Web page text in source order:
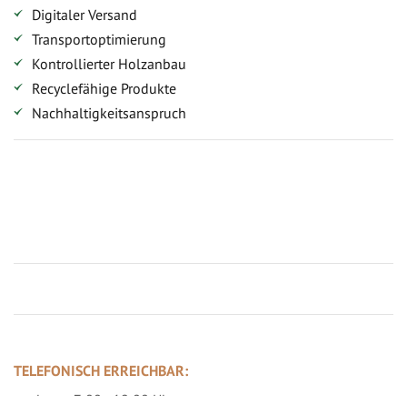
Digitaler Versand
Transportoptimierung
Kontrollierter Holzanbau
Recyclefähige Produkte
Nachhaltigkeitsanspruch
TELEFONISCH ERREICHBAR: